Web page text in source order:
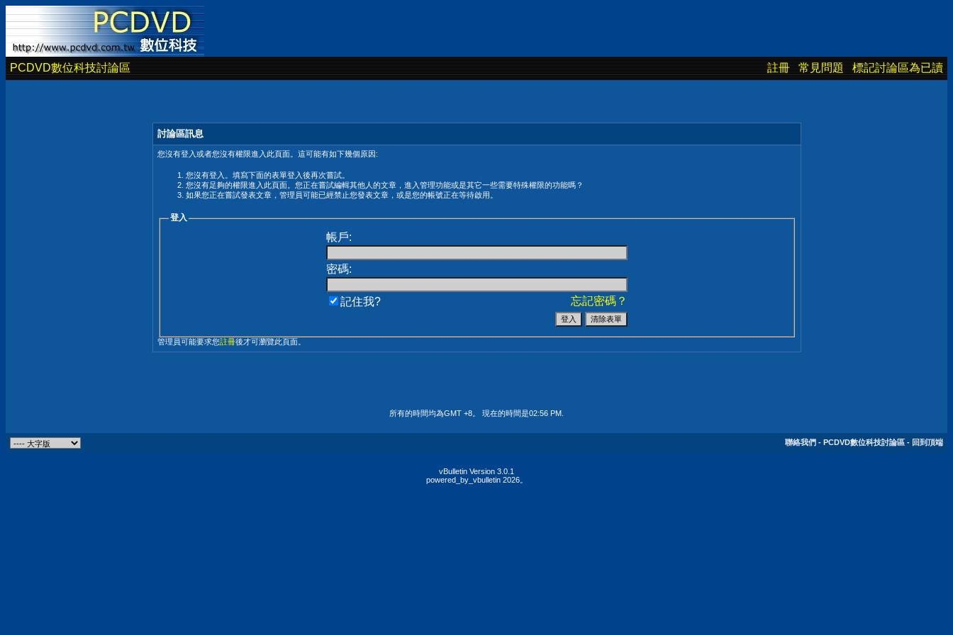
PCDVD數位科技討論區 註冊 常見問題 標記討論區為已讀
討論區訊息
您沒有登入或者您沒有權限進入此頁面。這可能有如下幾個原因:
您沒有登入。填寫下面的表單登入後再次嘗試。
您沒有足夠的權限進入此頁面。您正在嘗試編輯其他人的文章，進入管理功能或是其它一些需要特殊權限的功能嗎？
如果您正在嘗試發表文章，管理員可能已經禁止您發表文章，或是您的帳號正在等待啟用。
登入
帳戶:
密碼:
忘記密碼？
記住我?
管理員可能要求您註冊後才可瀏覽此頁面。
所有的時間均為GMT +8。 現在的時間是02:56 PM
聯絡我們 - PCDVD數位科技討論區 - 回到頂端
vBulletin Version 3.0.1
powered_by_vbulletin 2026。